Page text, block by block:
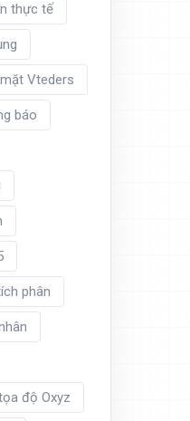
thực tế
Vteders
báo
phân
độ Oxyz